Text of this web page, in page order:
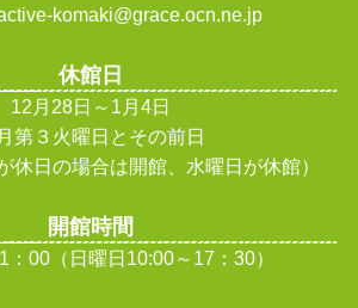
komaki@grace.ocn.ne.jp
休館日
12月28日～1月4日
第３火曜日とその前日
休日の場合は開館、水曜日が休館）
開館時間
：00（日曜日10:00～17：30）